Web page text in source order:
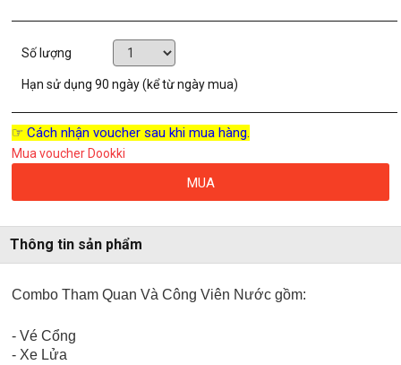
Số lượng
Hạn sử dụng90 ngày (kể từ ngày mua)
☞ Cách nhận voucher sau khi mua hàng.
Mua voucher Dookki
MUA
Thông tin sản phẩm
Combo Tham Quan Và Công Viên Nước gồm:
- Vé Cổng
- Xe Lửa